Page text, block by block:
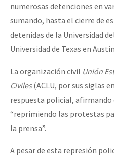
numerosas detenciones en
sumando, hasta el cierre de
detenidas de la Universidad
Universidad de Texas en
La organización civil Unión
Civiles(ACLU, por sus siglas
respuesta policial, afirmando
“reprimiendo las protestas
la prensa”.
A pesar de esta represión